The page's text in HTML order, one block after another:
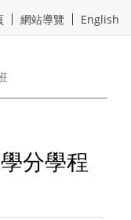
網站導覽 English
分學程